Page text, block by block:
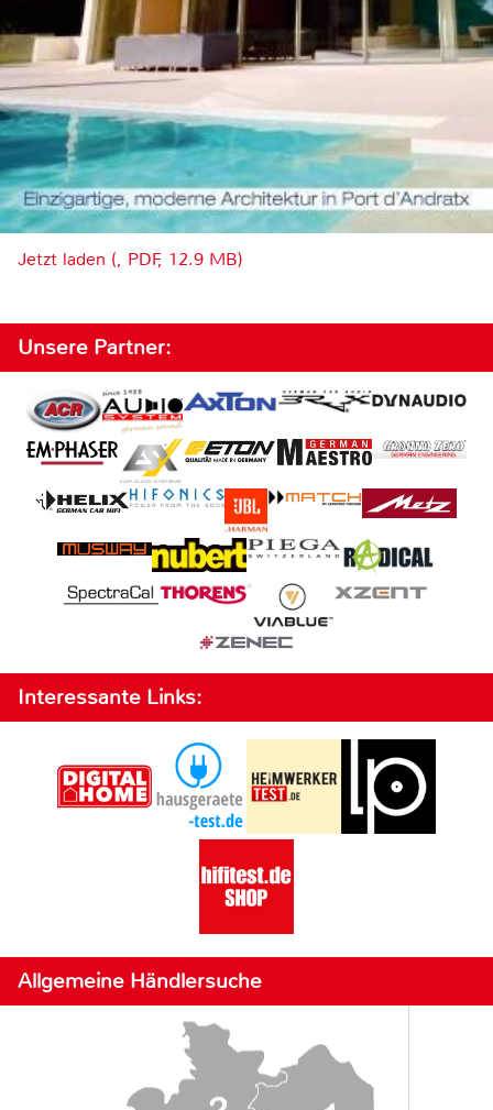
Jetzt laden (, PDF, 12.9 MB)
Unsere Partner:
Interessante Links:
Allgemeine Händlersuche